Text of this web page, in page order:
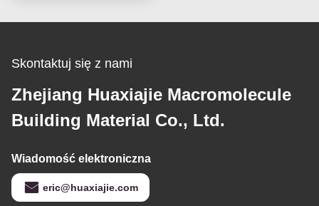
Skontaktuj się z nami
Zhejiang Huaxiajie Macromolecule
Building Material Co., Ltd.
Wiadomość elektroniczna
eric@huaxiajie.com